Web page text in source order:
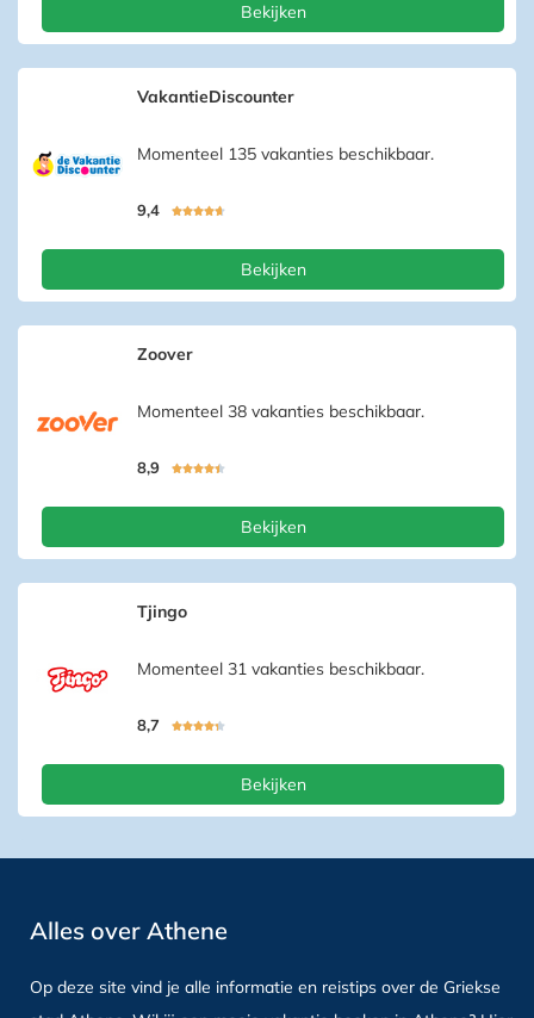
Bekijken
VakantieDiscounter
Momenteel 135 vakanties beschikbaar.
9,4 
Bekijken
Zoover
Momenteel 38 vakanties beschikbaar.
8,9 
Bekijken
Tjingo
Momenteel 31 vakanties beschikbaar.
8,7 
Bekijken
Alles over Athene
Op deze site vind je alle informatie en reistips over de Griekse